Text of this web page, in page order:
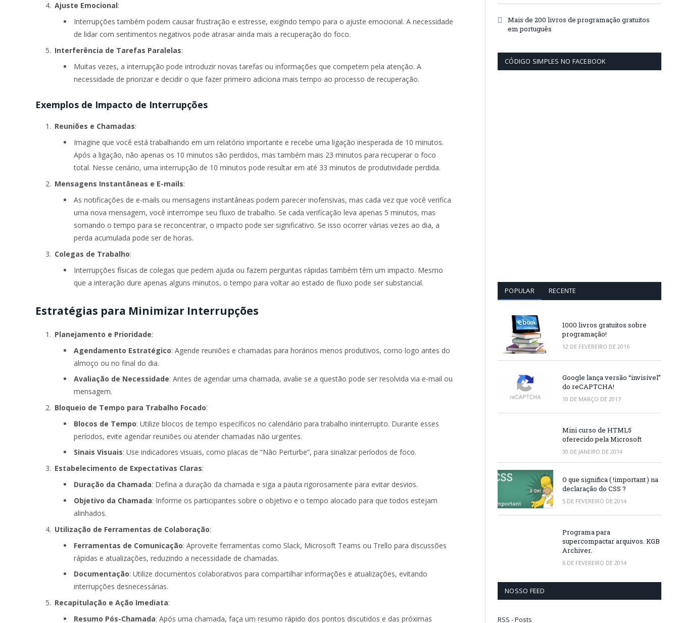
Ajuste Emocional:
Interrupções também podem causar frustração e estresse, exigindo tempo para o ajuste emocional. A necessidade
de lidar com sentimentos negativos pode atrasar ainda mais a recuperação do foco.
Interferência de Tarefas Paralelas:
Muitas vezes, a interrupção pode introduzir novas tarefas ou informações que competem pela atenção. A
necessidade de priorizar e decidir o que fazer primeiro adiciona mais tempo ao processo de recuperação.
Exemplos de Impacto de Interrupções
Reuniões e Chamadas:
Imagine que você está trabalhando em um relatório importante e recebe uma ligação inesperada de 10 minutos.
Após a ligação, não apenas os 10 minutos são perdidos, mas também mais 23 minutos para recuperar o foco
total. Nesse cenário, uma interrupção de 10 minutos pode resultar em até 33 minutos de produtividade perdida.
Mensagens Instantâneas e E-mails:
As notificações de e-mails ou mensagens instantâneas podem parecer inofensivas, mas cada vez que você verifica
uma nova mensagem, você interrompe seu fluxo de trabalho. Se cada verificação leva apenas 5 minutos, mas
somando o tempo para se reconcentrar, o impacto pode ser significativo. Se isso ocorrer várias vezes ao dia, a
perda acumulada pode ser de horas.
Colegas de Trabalho:
Interrupções físicas de colegas que pedem ajuda ou fazem perguntas rápidas também têm um impacto. Mesmo
que a interação dure apenas alguns minutos, o tempo para voltar ao estado de fluxo pode ser substancial.
Estratégias para Minimizar Interrupções
Planejamento e Prioridade:
Agendamento Estratégico: Agende reuniões e chamadas para horários menos produtivos, como logo antes do
almoço ou no final do dia.
Avaliação de Necessidade: Antes de agendar uma chamada, avalie se a questão pode ser resolvida via e-mail ou
mensagem.
Bloqueio de Tempo para Trabalho Focado:
Blocos de Tempo: Utilize blocos de tempo específicos no calendário para trabalho ininterrupto. Durante esses
períodos, evite agendar reuniões ou atender chamadas não urgentes.
Sinais Visuais: Use indicadores visuais, como placas de “Não Perturbe”, para sinalizar períodos de foco.
Estabelecimento de Expectativas Claras:
Duração da Chamada: Defina a duração da chamada e siga a pauta rigorosamente para evitar desvios.
Objetivo da Chamada: Informe os participantes sobre o objetivo e o tempo alocado para que todos estejam
alinhados.
Utilização de Ferramentas de Colaboração:
Ferramentas de Comunicação: Aproveite ferramentas como Slack, Microsoft Teams ou Trello para discussões
rápidas e atualizações, reduzindo a necessidade de chamadas.
Documentação: Utilize documentos colaborativos para compartilhar informações e atualizações, evitando
interrupções desnecessárias.
Recapitulação e Ação Imediata:
Resumo Pós-Chamada: Após uma chamada, faça um resumo rápido dos pontos discutidos e das próximas
Mais de 200 livros de programação gratuitos
em português
CÓDIGO SIMPLES NO FACEBOOK
POPULAR RECENTE
1000 livros gratuitos sobre
programação!
12 DE FEVEREIRO DE 2016
Google lança versão “invisível”
do reCAPTCHA!
10 DE MARÇO DE 2017
Mini curso de HTML5
oferecido pela Microsoft
30 DE JANEIRO DE 2014
O que significa ( !important ) na
declaração do CSS ?
5 DE FEVEREIRO DE 2014
Programa para
supercompactar arquivos. KGB
Archiver.
6 DE FEVEREIRO DE 2014
NOSSO FEED
RSS - Posts